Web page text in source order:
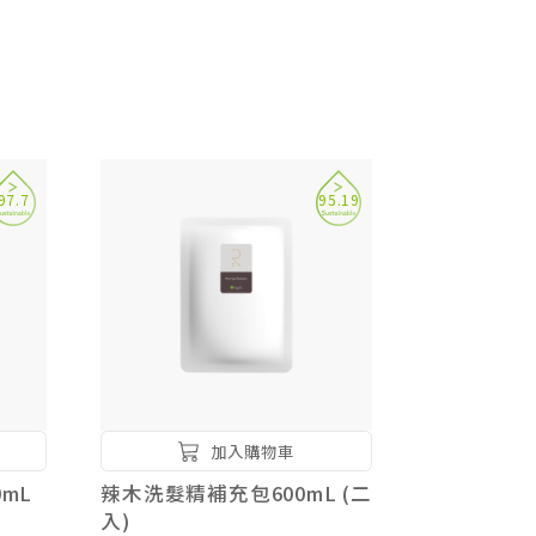
95.19
加入購物車
辣木洗髮精補充包600mL (二
入)